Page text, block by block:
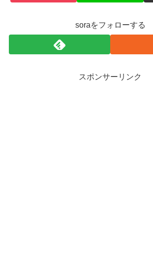
soraをフォローする
スポンサーリンク